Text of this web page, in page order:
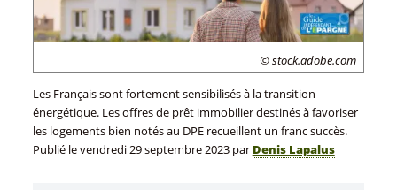
© stock.adobe.com
Les Français sont fortement sensibilisés à la transition
énergétique. Les offres de prêt immobilier destinés à favoriser
les logements bien notés au DPE recueillent un franc succès.
Publié levendredi 29 septembre 2023par Denis Lapalus